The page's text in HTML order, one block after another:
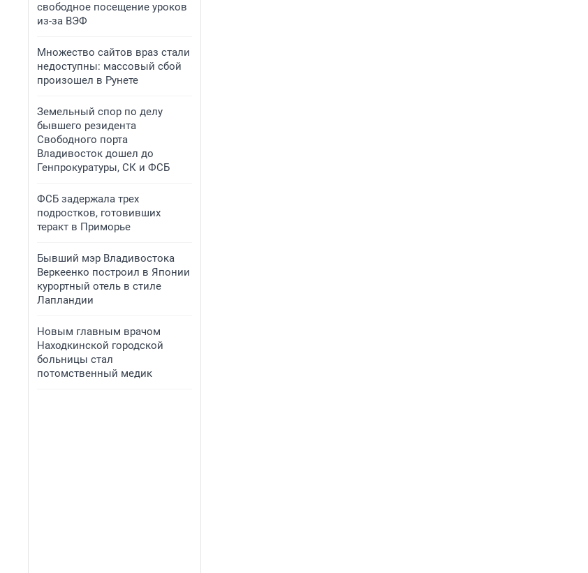
свободное посещение уроков
из-за ВЭФ
Множество сайтов враз стали
недоступны: массовый сбой
произошел в Рунете
Земельный спор по делу
бывшего резидента
Свободного порта
Владивосток дошел до
Генпрокуратуры, СК и ФСБ
ФСБ задержала трех
подростков, готовивших
теракт в Приморье
Бывший мэр Владивостока
Веркеенко построил в Японии
курортный отель в стиле
Лапландии
Новым главным врачом
Находкинской городской
больницы стал
потомственный медик